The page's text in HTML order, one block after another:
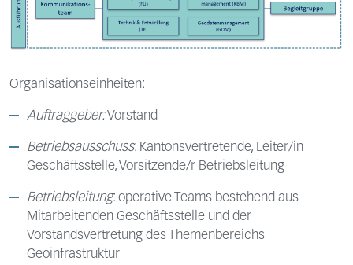
Organisationseinheiten:
Auftraggeber:Vorstand
Betriebsausschuss: Kantonsvertretende, Leiter/in
Geschäftsstelle, Vorsitzende/r Betriebsleitung
Betriebsleitung: operative Teams bestehend aus
Mitarbeitenden Geschäftsstelle und der
Vorstandsvertretung des Themenbereichs
Geoinfrastruktur